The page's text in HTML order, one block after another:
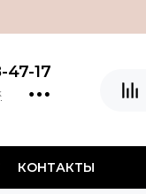
47-17
КОНТАКТЫ